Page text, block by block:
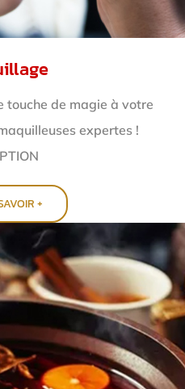
touche de magie à votre
expertes !
+